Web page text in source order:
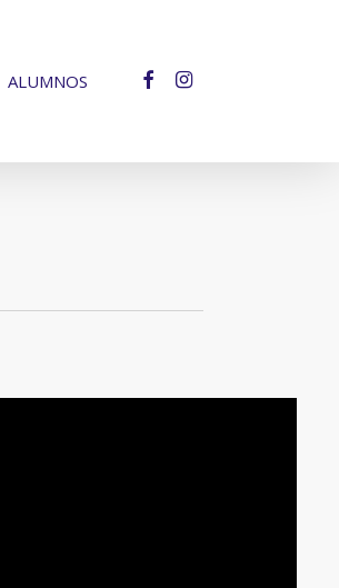
ALUMNOS facebookinstagram